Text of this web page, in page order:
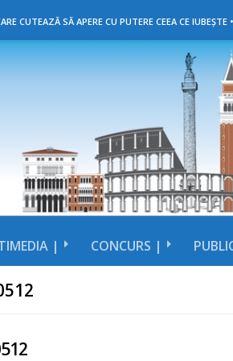
CUTEAZĂ SĂ APERE CU PUTERE CEEA CE
| CONCURS |